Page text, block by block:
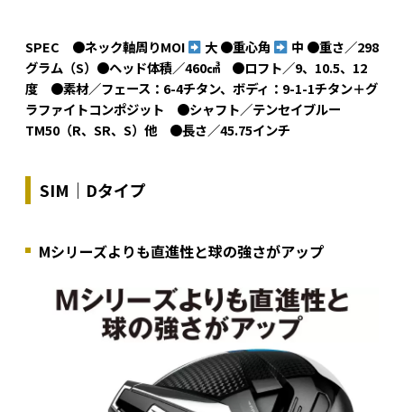
SPEC ●ネック軸周りMOI 大 ●重心角
中 ●重さ／298
グラム（S）●ヘッド体積／460㎤ ●ロフト／9、10.5、12
度 ●素材／フェース：6-4チタン、ボディ：9-1-1チタン＋グ
ラファイトコンポジット ●シャフト／テンセイブルー
TM50（R、SR、S）他 ●長さ／45.75インチ
SIM｜Dタイプ
Mシリーズよりも直進性と球の強さがアップ